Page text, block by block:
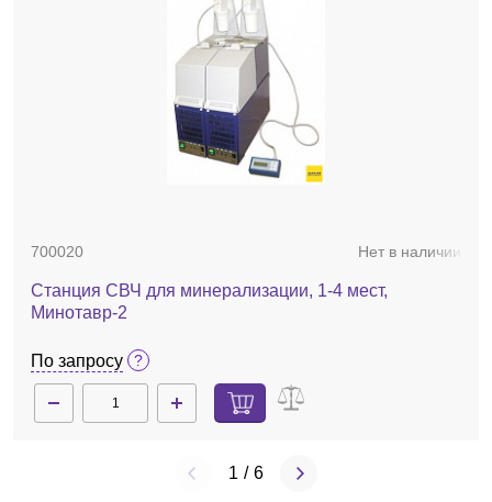
700020 Нет в наличии
Станция СВЧ для минерализации, 1-4 мест,
Минотавр-2
По запросу
1 / 6